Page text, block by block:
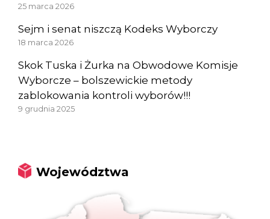
25 marca 2026
Sejm i senat niszczą Kodeks Wyborczy
18 marca 2026
Skok Tuska i Żurka na Obwodowe Komisje
Wyborcze – bolszewickie metody
zablokowania kontroli wyborów!!!
9 grudnia 2025
Województwa